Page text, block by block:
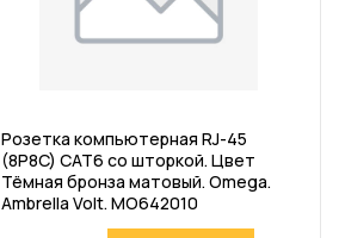
Розетка компьютерная RJ-45
(8P8C) CAT6 со шторкой. Цвет
Тёмная бронза матовый. Omega.
Ambrella Volt. MO642010